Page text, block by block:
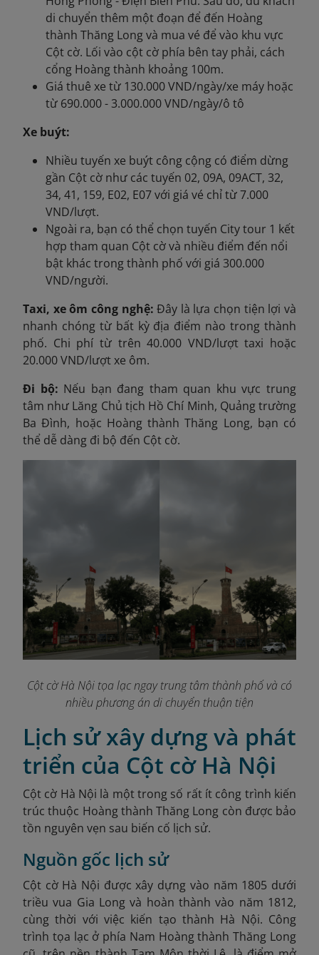
di chuyển thêm một đoạn để đến Hoàng
thành Thăng Long và mua vé để vào khu vực
Cột cờ. Lối vào cột cờ phía bên tay phải, cách
cổng Hoàng thành khoảng 100m.
Giá thuê xe từ 130.000 VND/ngày/xe máy hoặc
từ 690.000 - 3.000.000 VND/ngày/ô tô
Xe buýt:
Nhiều tuyến xe buýt công cộng có điểm dừng
gần Cột cờ như các tuyến 02, 09A, 09ACT, 32,
34, 41, 159, E02, E07 với giá vé chỉ từ 7.000
VND/lượt.
Ngoài ra, bạn có thể chọn tuyến City tour 1 kết
hợp tham quan Cột cờ và nhiều điểm đến nổi
bật khác trong thành phố với giá 300.000
VND/người.
Taxi, xe ôm công nghệ: Đây là lựa chọn tiện lợi và
nhanh chóng từ bất kỳ địa điểm nào trong thành
phố. Chi phí từ trên 40.000 VND/lượt taxi hoặc
20.000 VND/lượt xe ôm.
Đi bộ: Nếu bạn đang tham quan khu vực trung
tâm như Lăng Chủ tịch Hồ Chí Minh, Quảng trường
Ba Đình, hoặc Hoàng thành Thăng Long, bạn có
thể dễ dàng đi bộ đến Cột cờ.
Cột cờ Hà Nội tọa lạc ngay trung tâm thành phố và có
nhiều phương án di chuyển thuận tiện
Lịch sử xây dựng và phát
triển của Cột cờ Hà Nội
Cột cờ Hà Nội là một trong số rất ít công trình kiến
trúc thuộc Hoàng thành Thăng Long còn được bảo
tồn nguyên vẹn sau biến cố lịch sử.
Nguồn gốc lịch sử
Cột cờ Hà Nội được xây dựng vào năm 1805 dưới
triều vua Gia Long và hoàn thành vào năm 1812,
cùng thời với việc kiến tạo thành Hà Nội. Công
trình tọa lạc ở phía Nam Hoàng thành Thăng Long